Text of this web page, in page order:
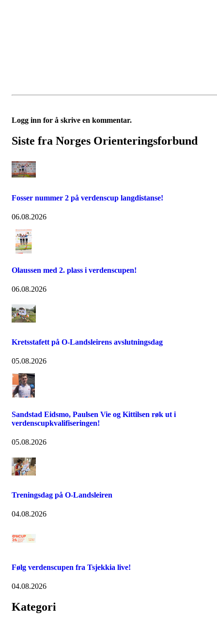
Logg inn for å skrive en kommentar.
Siste fra Norges Orienteringsforbund
Fosser nummer 2 på verdenscup langdistanse!
06.08.2026
Olaussen med 2. plass i verdenscupen!
06.08.2026
Kretsstafett på O-Landsleirens avslutningsdag
05.08.2026
Sandstad Eidsmo, Paulsen Vie og Kittilsen røk ut i
verdenscupkvalifiseringen!
05.08.2026
Treningsdag på O-Landsleiren
04.08.2026
Følg verdenscupen fra Tsjekkia live!
04.08.2026
Kategori